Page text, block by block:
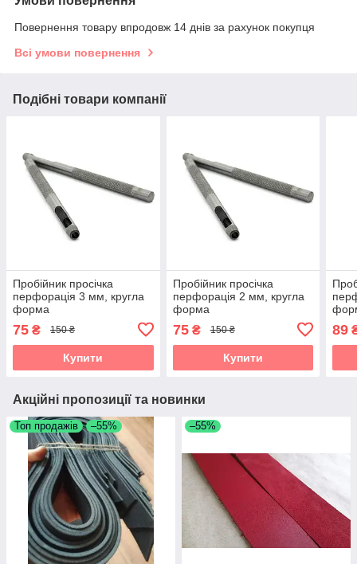
Повернення товару впродовж 14 днів за рахунок покупця
Всі умови повернення
Подібні товари компанії
Пробійник просічка
перфорація 3 мм, кругла
форма
75 ₴ 150 ₴
Купити
Пробійник просічка
перфорація 2 мм, кругла
форма
75₴ 150 ₴
Купити
89
Акційні пропозиції та новинки
Топ продажів –55% –55%